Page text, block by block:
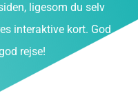
ligesom du selv
interaktive kort. God
rejse!